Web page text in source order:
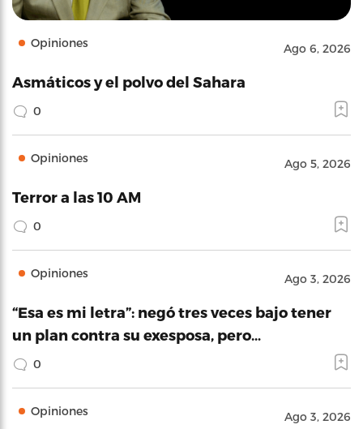
Opiniones Ago 6, 2026
Asmáticos y el polvo del Sahara
0
Opiniones Ago 5, 2026
Terror a las 10 AM
0
Opiniones Ago 3, 2026
“Esa es mi letra”: negó tres veces bajo tener
un plan contra su exesposa, pero…
0
Opiniones Ago 3, 2026